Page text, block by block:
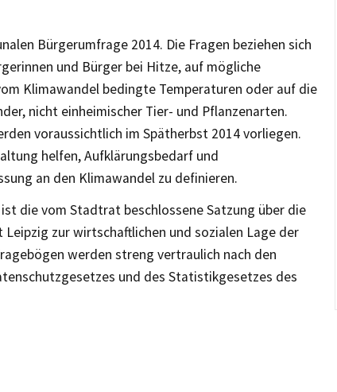
Bürgerumfrage 2014. Die Fragen beziehen sich
und Bürger bei Hitze, auf mögliche
Klimawandel bedingte Temperaturen oder auf die
nicht einheimischer Tier- und Pflanzenarten.
voraussichtlich im Spätherbst 2014 vorliegen.
helfen, Aufklärungsbedarf und
an den Klimawandel zu definieren.
die vom Stadtrat beschlossene Satzung über die
zur wirtschaftlichen und sozialen Lage der
werden streng vertraulich nach den
und des Statistikgesetzes des